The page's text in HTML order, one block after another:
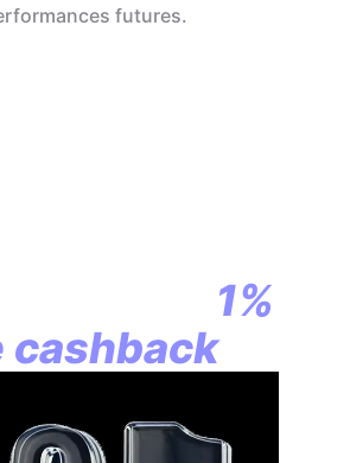
futures.
1%
cashback